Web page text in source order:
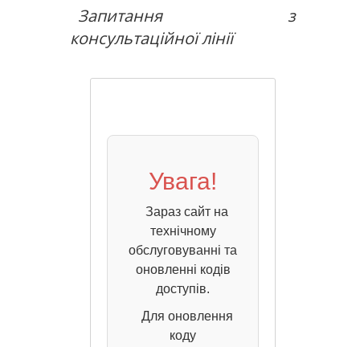
Запитання з
консультаційної лінії
Увага!
Зараз сайт на
технічному
обслуговуванні та
оновленні кодів
доступів.
Для оновлення
коду